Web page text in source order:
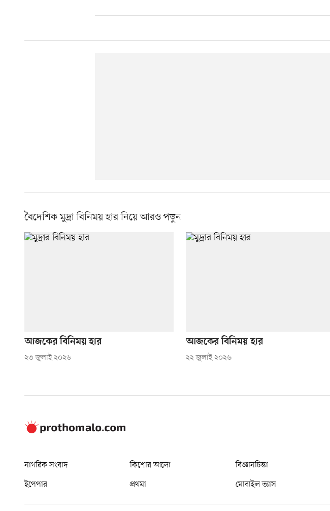
বৈদেশিক মুদ্রা বিনিময় হার নিয়ে আরও পড়ুন
আজকের বিনিময় হার
২৩ জুলাই ২০২৬
আজকের বিনিময় হার
২২ জুলাই ২০২৬
নাগরিক সংবাদ কিশোর আলো বিজ্ঞানচিন্তা
ইপেপার
প্রথমা মোবাইল ভ্যাস